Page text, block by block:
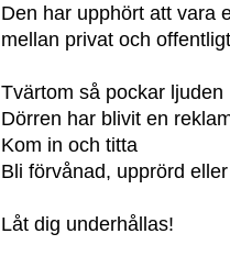
Den har upphört att vara
mellan privat och offentligt
Tvärtom så pockar
Dörren har blivit en
Kom in och titta
Bli förvånad, upprörd
Låt dig underhållas!